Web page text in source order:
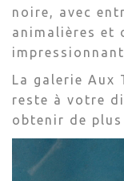
noire, avec
animalières et
La galerie Aux
reste à votre
obtenir de